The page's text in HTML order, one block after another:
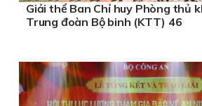
Giải thể Ban Chỉ huy Phòng thủ
Trung đoàn Bộ binh (KTT) 46